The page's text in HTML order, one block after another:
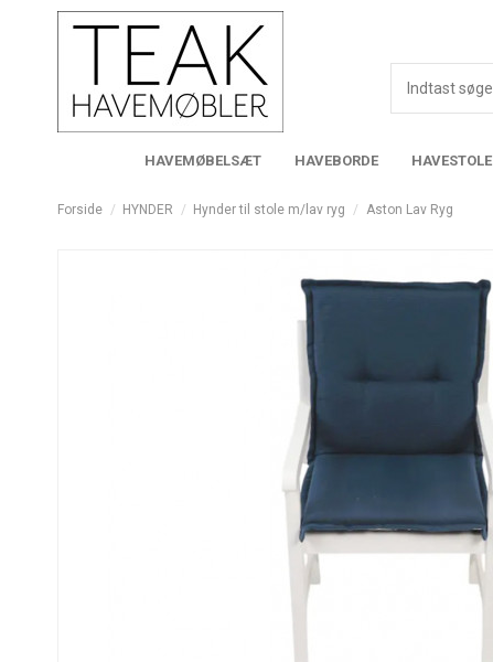
HAVEMØBELSÆT HAVEBORDE HAVESTOLE
Forside HYNDER Hynder til stole m/lav ryg Aston Lav Ryg